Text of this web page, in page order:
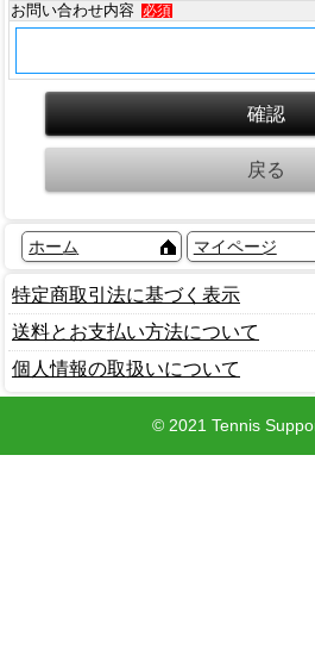
お問い合わせ内容
必須
ホーム マイページ
特定商取引法に基づく表示
送料とお支払い方法について
個人情報の取扱いについて
© 2021 Tennis